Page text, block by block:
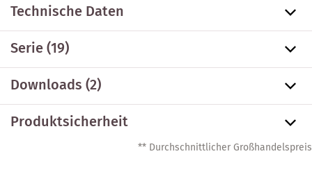
Technische Daten
Serie(19)
Downloads (2)
Produktsicherheit
** Durchschnittlicher Großhandelspreis